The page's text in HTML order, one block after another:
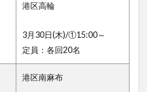
港区高輪
3月30日(木)/①15:00～
定員：各回20名
港区南麻布